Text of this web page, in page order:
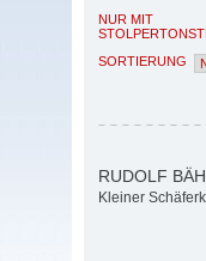
NUR MIT
SORTIERUNG
RUDOLF
Kleiner